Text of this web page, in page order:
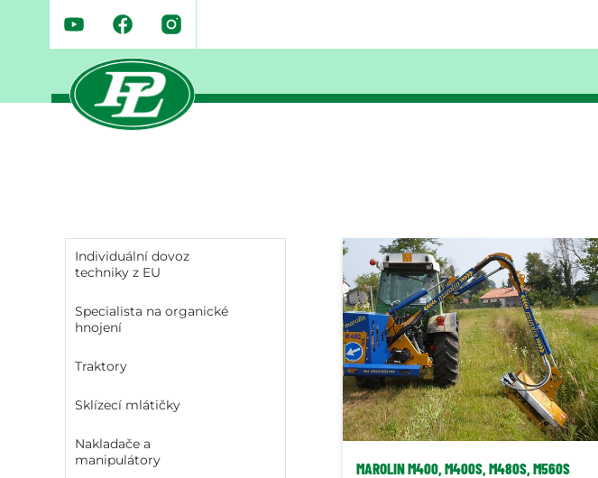
Individuální dovoz
techniky z EU
Specialista na organické
hnojení
Traktory
Sklízecí mlátičky
Nakladače a
manipulátory
MAROLIN M400, M400S, M480S, M560S